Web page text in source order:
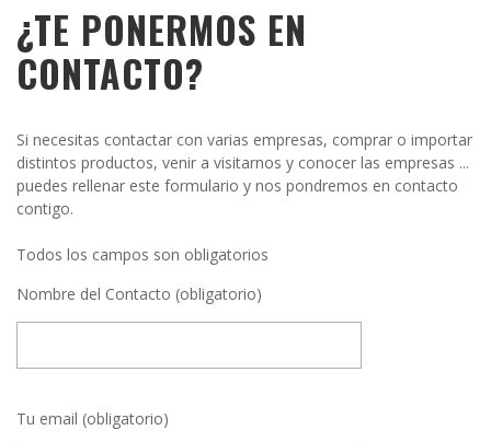
¿TE PONERMOS EN
CONTACTO?
Si necesitas contactar con varias empresas, comprar o importar
distintos productos, venir a visitarnos y conocer las empresas ...
puedes rellenar este formulario y nos pondremos en contacto
contigo.
Todos los campos son obligatorios
Nombre del Contacto (obligatorio)
Tu email (obligatorio)